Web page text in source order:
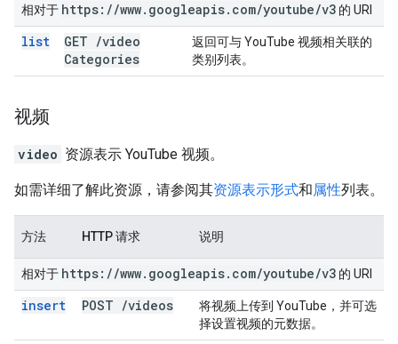
相对于 https: //www. googleapis. com/youtube/v3 的 URI
list GET /video
Categories
返回可与 YouTube 视频相关联的
类别列表。
视频
video 资源表示 YouTube 视频。
如需详细了解此资源，请参阅其资源表示形式和属性列表。
方法 HTTP 请求 说明
相对于 https: //www. googleapis. com/youtube/v3 的 URI
insert POST /videos
将视频上传到 YouTube，并可选
择设置视频的元数据。